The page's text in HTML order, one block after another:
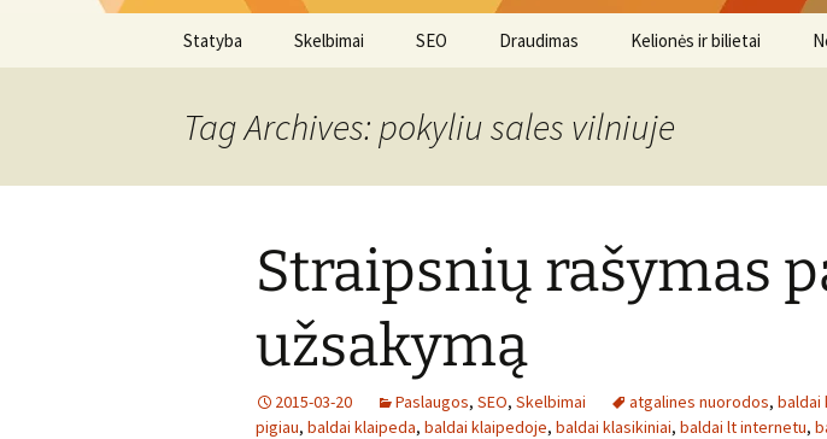
Statyba Skelbimai SEO Draudimas Kelionės ir bilietai
Tag Archives: pokyliu sales vilniuje
Straipsnių rašymas
užsakymą
2015-03-20 Paslaugos, SEO, Skelbimai atgalines nuorodos, baldai
pigiau, baldai klaipeda, baldai klaipedoje, baldai klasikiniai, baldai lt internetu,